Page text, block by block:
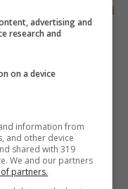
si è penalizzati
di
pensione, ma
con cui è
advertising and
research and
on a device
information from
and other device
shared with 319
We and our partners
of partners.